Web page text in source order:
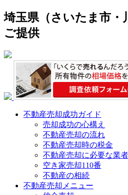
埼玉県（さいたま市・
ご提供
不動産売却成功ガイド
売却成功の心構え
不動産売却の流れ
不動産売却時の税金
不動産売却に必要な業者
空き家売却110番
不動産の相続
不動産売却メニュー